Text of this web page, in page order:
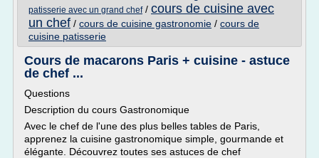
patisserie avec un grand chef/ cours de cuisine avec
un chef / cours de cuisine gastronomie / cours de
cuisine patisserie
Cours de macarons Paris + cuisine - astuce
de chef ...
Questions
Description du cours Gastronomique
Avec le chef de l'une des plus belles tables de Paris,
apprenez la cuisine gastronomique simple, gourmande et
élégante. Découvrez toutes ses astuces de chef